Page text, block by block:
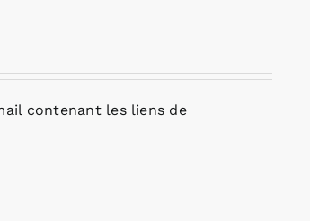
contenant les liens de